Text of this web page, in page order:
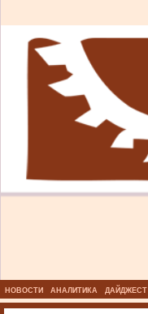
НОВОСТИ АНАЛИТИКА ДАЙДЖЕСТ